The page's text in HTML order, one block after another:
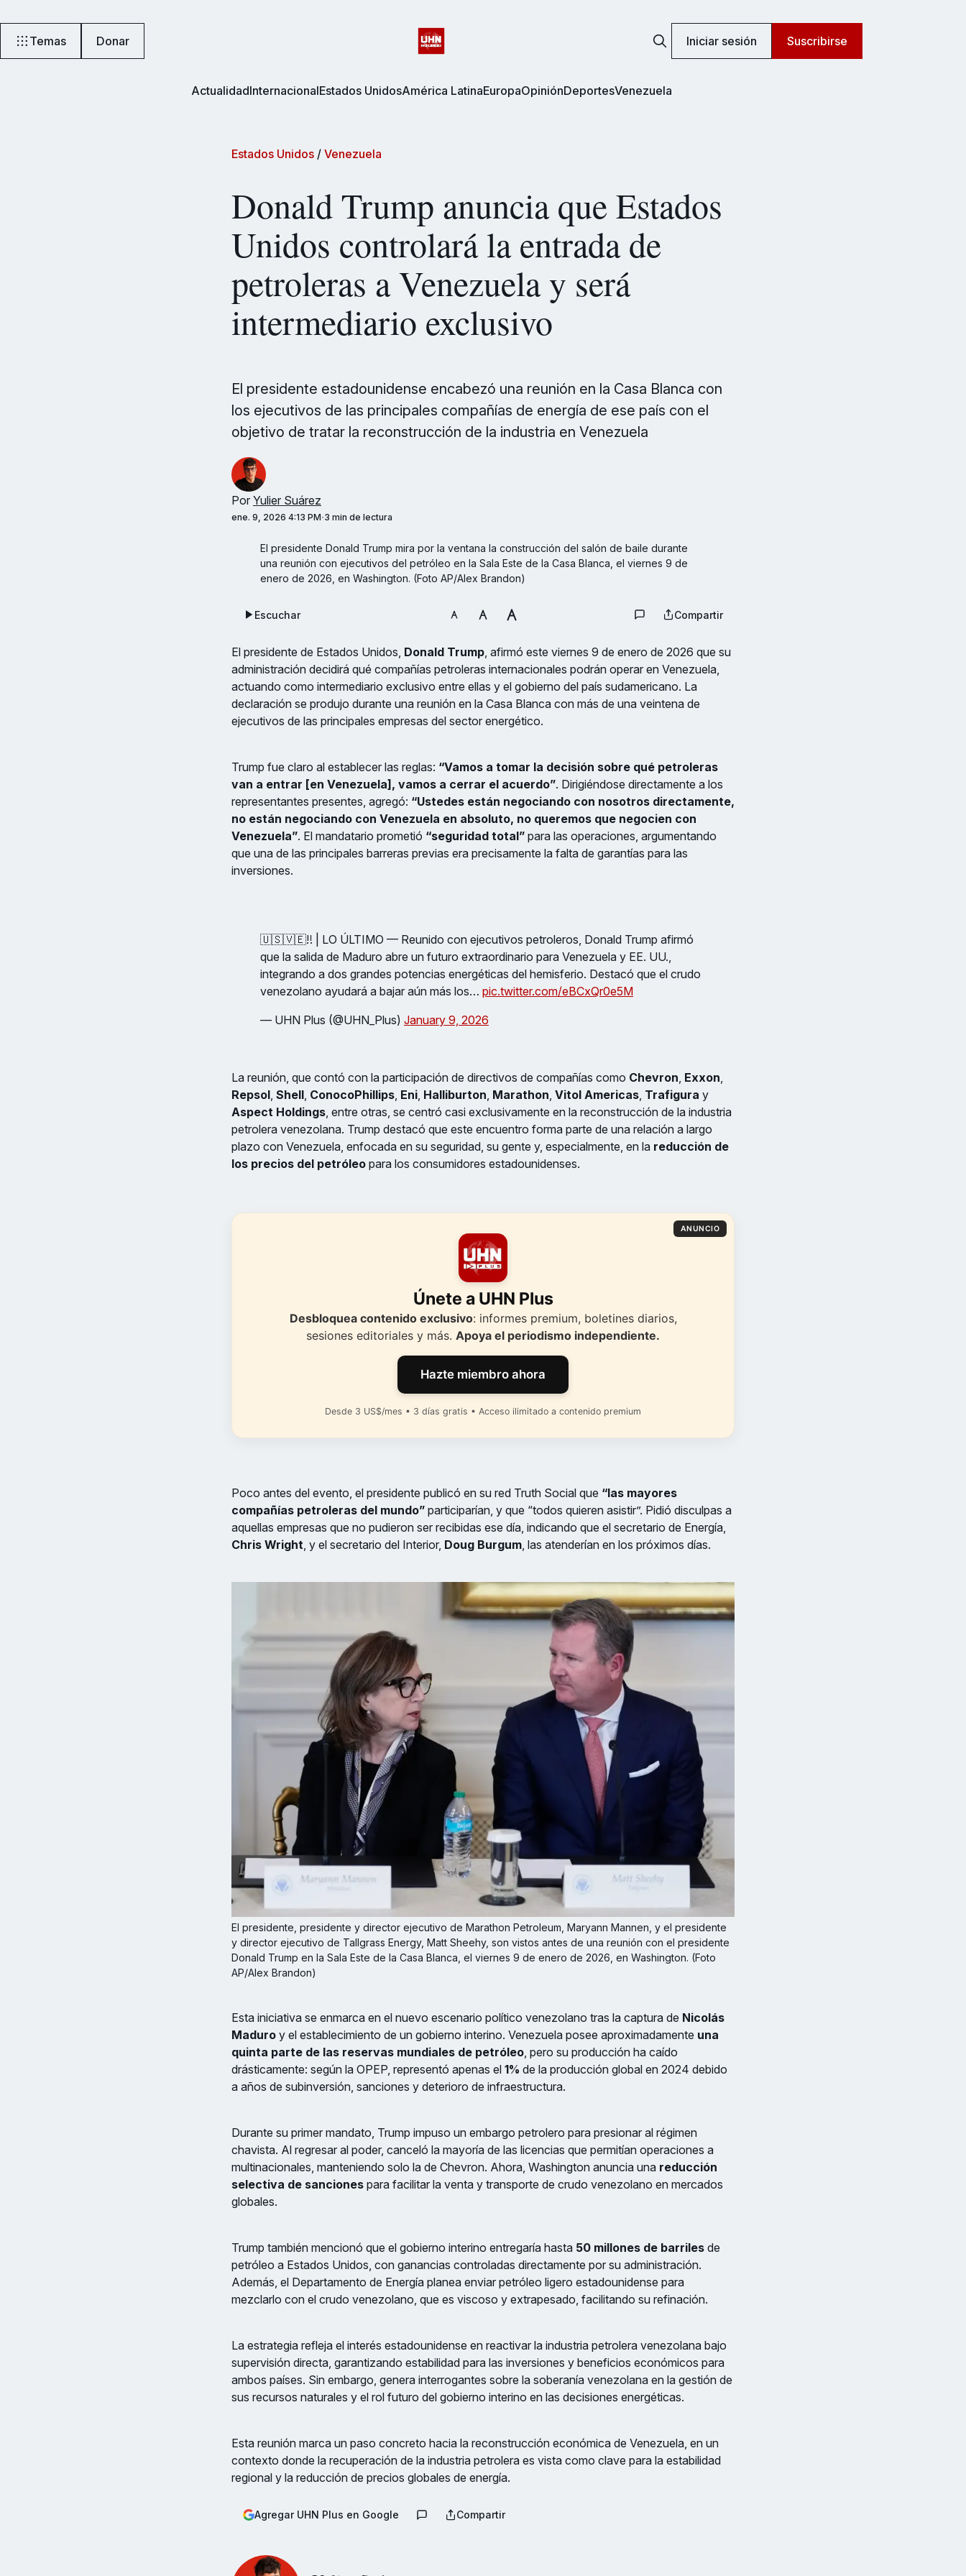
Temas Donar Iniciar sesión Suscribirse
ActualidadInternacionalEstados UnidosAmérica LatinaEuropaOpiniónDeportesVenezuela
Estados Unidos / Venezuela
Donald Trump anuncia que Estados
Unidos controlará la entrada de
petroleras a Venezuela y será
intermediario exclusivo
El presidente estadounidense encabezó una reunión en la Casa Blanca con
los ejecutivos de las principales compañías de energía de ese país con el
objetivo de tratar la reconstrucción de la industria en Venezuela
Por Yulier Suárez
ene. 9, 2026 4:13 PM 3 min de lectura
El presidente Donald Trump mira por la ventana la construcción del salón de baile durante
una reunión con ejecutivos del petróleo en la Sala Este de la Casa Blanca, el viernes 9 de
enero de 2026, en Washington. (Foto AP/Alex Brandon)
Escuchar Compartir
El presidente de Estados Unidos, Donald Trump, afirmó este viernes 9 de enero de 2026 que su
administración decidirá qué compañías petroleras internacionales podrán operar en Venezuela,
actuando como intermediario exclusivo entre ellas y el gobierno del país sudamericano. La
declaración se produjo durante una reunión en la Casa Blanca con más de una veintena de
ejecutivos de las principales empresas del sector energético.
Trump fue claro al establecer las reglas: “Vamos a tomar la decisión sobre qué petroleras
van a entrar [en Venezuela], vamos a cerrar el acuerdo”. Dirigiéndose directamente a los
representantes presentes, agregó: “Ustedes están negociando con nosotros directamente,
no están negociando con Venezuela en absoluto, no queremos que negocien con
Venezuela”. El mandatario prometió “seguridad total” para las operaciones, argumentando
que una de las principales barreras previas era precisamente la falta de garantías para las
inversiones.
🇺🇸🇻🇪‼️ | LO ÚLTIMO — Reunido con ejecutivos petroleros, Donald Trump afirmó
que la salida de Maduro abre un futuro extraordinario para Venezuela y EE. UU.,
integrando a dos grandes potencias energéticas del hemisferio. Destacó que el crudo
venezolano ayudará a bajar aún más los… pic.twitter.com/eBCxQr0e5M
— UHN Plus (@UHN_Plus) January 9, 2026
La reunión, que contó con la participación de directivos de compañías como Chevron, Exxon,
Repsol, Shell, ConocoPhillips, Eni, Halliburton, Marathon, Vitol Americas, Trafigura y
Aspect Holdings, entre otras, se centró casi exclusivamente en la reconstrucción de la industria
petrolera venezolana. Trump destacó que este encuentro forma parte de una relación a largo
plazo con Venezuela, enfocada en su seguridad, su gente y, especialmente, en la reducción de
los precios del petróleo para los consumidores estadounidenses.
ANUNCIO
Únete a UHN Plus
Desbloquea contenido exclusivo: informes premium, boletines diarios,
sesiones editoriales y más. Apoya el periodismo independiente.
Hazte miembro ahora
Desde 3 US$/mes • 3 días gratis • Acceso ilimitado a contenido premium
Poco antes del evento, el presidente publicó en su red Truth Social que “las mayores
compañías petroleras del mundo” participarían, y que “todos quieren asistir”. Pidió disculpas a
aquellas empresas que no pudieron ser recibidas ese día, indicando que el secretario de Energía,
Chris Wright , y el secretario del Interior, Doug Burgum , las atenderían en los próximos días.
El presidente, presidente y director ejecutivo de Marathon Petroleum, Maryann Mannen, y el presidente
y director ejecutivo de Tallgrass Energy, Matt Sheehy, son vistos antes de una reunión con el presidente
Donald Trump en la Sala Este de la Casa Blanca, el viernes 9 de enero de 2026, en Washington. (Foto
AP/Alex Brandon)
Esta iniciativa se enmarca en el nuevo escenario político venezolano tras la captura de Nicolás
Maduro y el establecimiento de un gobierno interino. Venezuela posee aproximadamente una
quinta parte de las reservas mundiales de petróleo , pero su producción ha caído
drásticamente: según la OPEP, representó apenas el 1% de la producción global en 2024 debido
a años de subinversión, sanciones y deterioro de infraestructura.
Durante su primer mandato, Trump impuso un embargo petrolero para presionar al régimen
chavista. Al regresar al poder, canceló la mayoría de las licencias que permitían operaciones a
multinacionales, manteniendo solo la de Chevron. Ahora, Washington anuncia una reducción
selectiva de sanciones para facilitar la venta y transporte de crudo venezolano en mercados
globales.
Trump también mencionó que el gobierno interino entregaría hasta 50 millones de barriles de
petróleo a Estados Unidos, con ganancias controladas directamente por su administración.
Además, el Departamento de Energía planea enviar petróleo ligero estadounidense para
mezclarlo con el crudo venezolano, que es viscoso y extrapesado, facilitando su refinación.
La estrategia refleja el interés estadounidense en reactivar la industria petrolera venezolana bajo
supervisión directa, garantizando estabilidad para las inversiones y beneficios económicos para
ambos países. Sin embargo, genera interrogantes sobre la soberanía venezolana en la gestión de
sus recursos naturales y el rol futuro del gobierno interino en las decisiones energéticas.
Esta reunión marca un paso concreto hacia la reconstrucción económica de Venezuela, en un
contexto donde la recuperación de la industria petrolera es vista como clave para la estabilidad
regional y la reducción de precios globales de energía.
Agregar UHN Plus en Google Compartir